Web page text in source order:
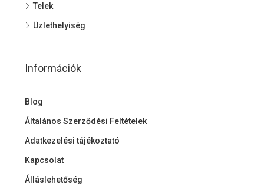
Telek
Üzlethelyiség
Információk
Blog
Általános Szerződési Feltételek
Adatkezelési tájékoztató
Kapcsolat
Álláslehetőség